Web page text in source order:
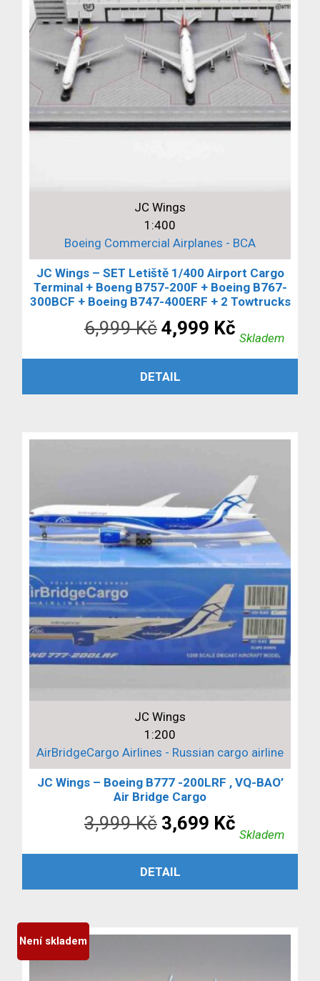
JC Wings
1:400
Boeing Commercial Airplanes - BCA
JC Wings – SET Letiště 1/400 Airport Cargo
Terminal + Boeng B757-200F + Boeing B767-
300BCF + Boeing B747-400ERF + 2 Towtrucks
6,999Kč Původní
cena
byla:
4,999 Kč
cena
Skladem
PŘIDAT DO KOŠÍKU
DETAIL
JC Wings
1:200
AirBridgeCargo Airlines - Russian cargo airline
JC Wings – Boeing B777 -200LRF , VQ-BAO’
Air Bridge Cargo
3,999Kč Původní
cena
byla:
3,699 Kč
cena
Skladem
PŘIDAT DO KOŠÍKU
DETAIL
Není skladem